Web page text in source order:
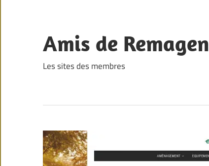
content
Amis de Remagen
Les sites des membres